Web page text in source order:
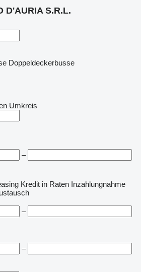
D'AURIA S.R.L.
Doppeldeckerbusse
Umkreis
–
Kredit in Raten Inzahlungnahme
–
–